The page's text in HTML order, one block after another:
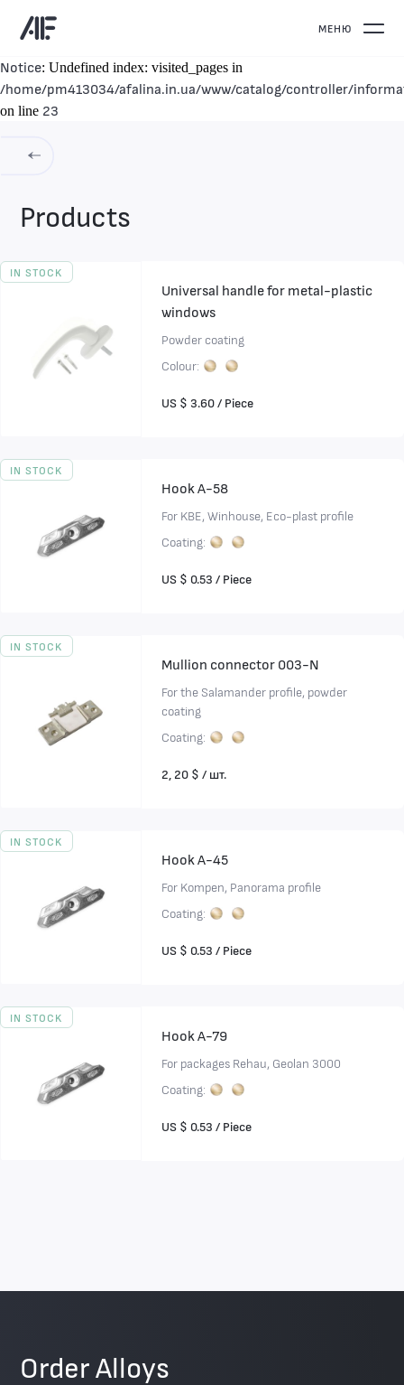
Notice: Undefined index: visited_pages in
/home/pm413034/afalina.in.ua/www/catalog/controller/
on line 23
МЕНЮ
Products
IN STOCK
Universal handle for metal-plastic
windows
Powder coating
Colour:
US $ 3.60 / Piece
IN STOCK
Hook A-58
For KBE, Winhouse, Eco-plast profile
Coating:
US $ 0.53 / Piece
IN STOCK
Mullion connector 003-N
For the Salamander profile, powder
coating
Coating:
2, 20 $ / шт.
IN STOCK
Hook A-45
For Kompen, Panorama profile
Coating:
US $ 0.53 / Piece
IN STOCK
Hook A-79
For packages Rehau, Geolan 3000
Coating:
US $ 0.53 / Piece
Order Alloys